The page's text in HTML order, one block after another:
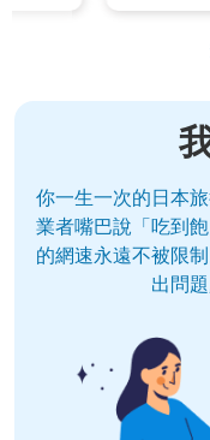
你一生一次的日本
業者嘴巴說「吃到
的網速永遠不被限
出問